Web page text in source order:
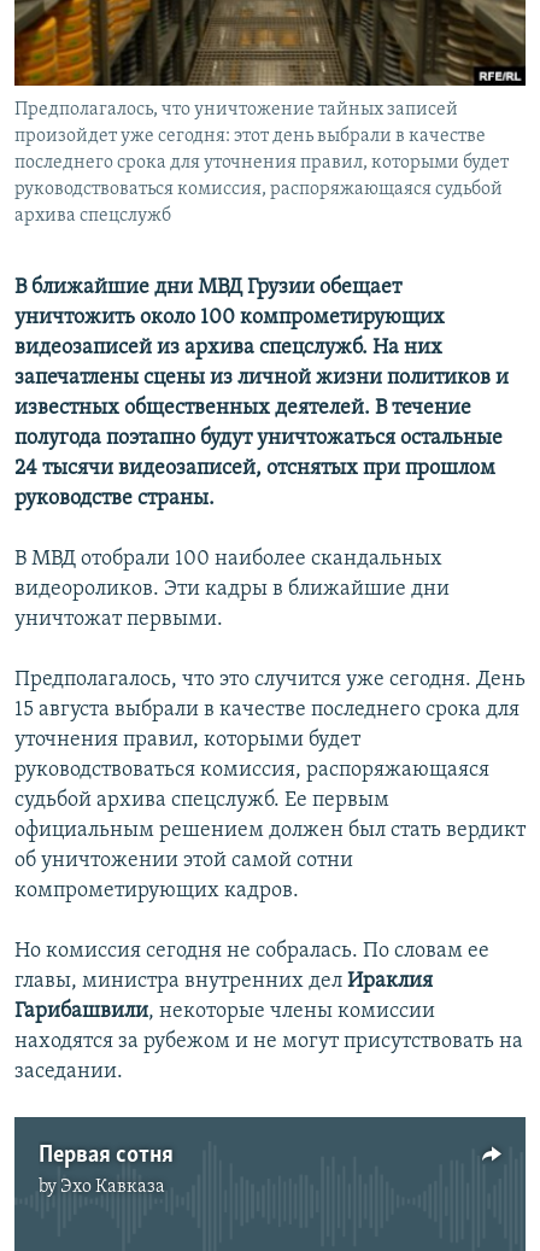
СПОРТ
МИР
БЛОГИ
ГОЛОСА
ЧИТАЕМ ПРЕССУ
АРХИВ РАДИОПРОГРАММЫ
Все сайты РСЕ/РС
Предполагалось, что уничтожение тайных записей
произойдет уже сегодня: этот день выбрали в качестве
последнего срока для уточнения правил, которыми будет
руководствоваться комиссия, распоряжающаяся судьбой
архива спецслужб
В ближайшие дни МВД Грузии обещает
уничтожить около 100 компрометирующих
видеозаписей из архива спецслужб. На них
запечатлены сцены из личной жизни политиков и
известных общественных деятелей. В течение
полугода поэтапно будут уничтожаться остальные
24 тысячи видеозаписей, отснятых при прошлом
руководстве страны.
В МВД отобрали 100 наиболее скандальных
видеороликов. Эти кадры в ближайшие дни
уничтожат первыми.
Предполагалось, что это случится уже сегодня. День
15 августа выбрали в качестве последнего срока для
уточнения правил, которыми будет
руководствоваться комиссия, распоряжающаяся
судьбой архива спецслужб. Ее первым
официальным решением должен был стать вердикт
об уничтожении этой самой сотни
компрометирующих кадров.
Но комиссия сегодня не собралась. По словам ее
главы, министра внутренних дел Ираклия
Гарибашвили, некоторые члены комиссии
находятся за рубежом и не могут присутствовать на
заседании.
Первая сотня
by Эхо Кавказа